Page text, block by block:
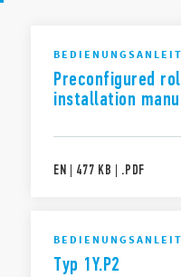
Preconfigured
installation
EN | 477 KB | .PDF
Typ 1Y.P2